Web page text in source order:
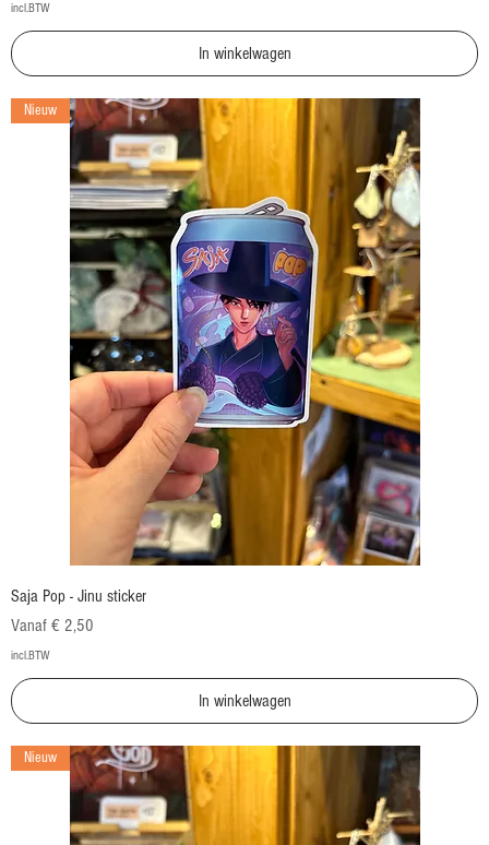
incl.BTW
In winkelwagen
Nieuw
Saja Pop - Jinu sticker
Vanaf € 2,50
Verkoopprijs
incl.BTW
In winkelwagen
Nieuw